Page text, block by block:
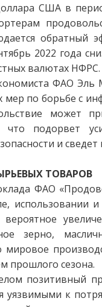
США в
обратный
2022 года
валютах НФРС.
ФАО Эль
по борьбе с
может
что подорвет
и сведет
ТОВАРОВ
ФАО
использовании
зерно,
мировое
прошлого сезона.
позитивный
уязвимыми к